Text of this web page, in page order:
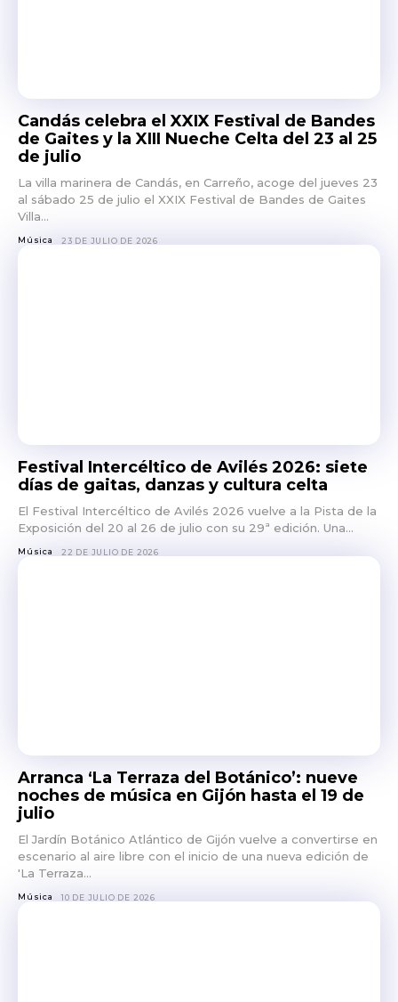
Candás celebra el XXIX Festival de Bandes
de Gaites y la XIII Nueche Celta del 23 al 25
de julio
La villa marinera de Candás, en Carreño, acoge del jueves 23
al sábado 25 de julio el XXIX Festival de Bandes de Gaites
Villa...
Música 23 DE JULIO DE 2026
Festival Intercéltico de Avilés 2026: siete
días de gaitas, danzas y cultura celta
El Festival Intercéltico de Avilés 2026 vuelve a la Pista de la
Exposición del 20 al 26 de julio con su 29ª edición. Una...
Música 22 DE JULIO DE 2026
Arranca ‘La Terraza del Botánico’: nueve
noches de música en Gijón hasta el 19 de
julio
El Jardín Botánico Atlántico de Gijón vuelve a convertirse en
escenario al aire libre con el inicio de una nueva edición de
'La Terraza...
Música 10 DE JULIO DE 2026